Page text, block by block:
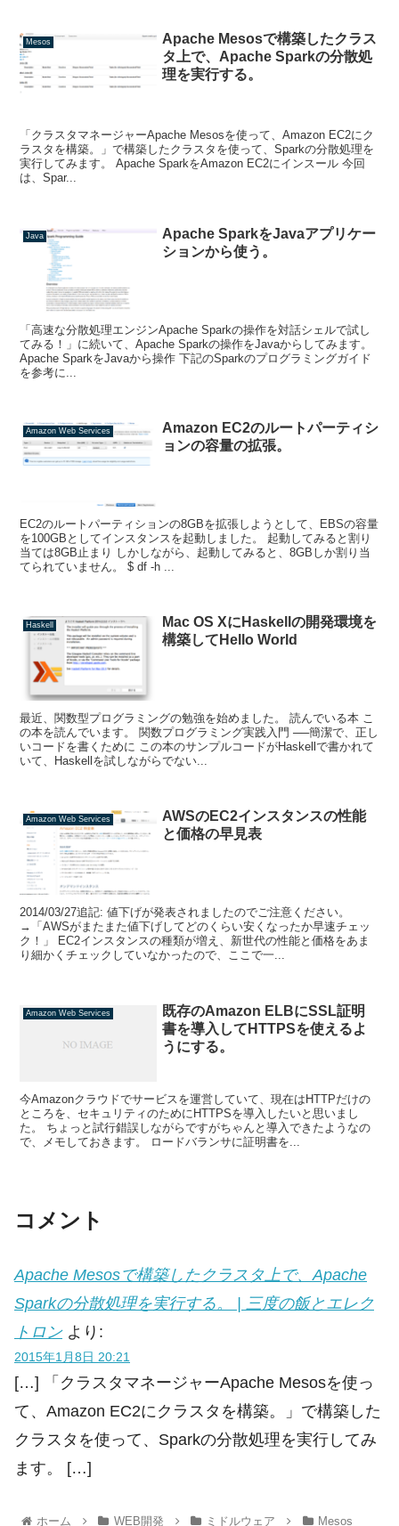
Mesos
Apache Mesosで構築したクラス
タ上で、Apache Sparkの分散処
理を実行する。
「クラスタマネージャーApache Mesosを使って、Amazon EC2にク
ラスタを構築。」で構築したクラスタを使って、Sparkの分散処理を
実行してみます。 Apache SparkをAmazon EC2にインスール 今回
は、Spar...
Java
Apache SparkをJavaアプリケー
ションから使う。
「高速な分散処理エンジンApache Sparkの操作を対話シェルで試し
てみる！」に続いて、Apache Sparkの操作をJavaからしてみます。
Apache SparkをJavaから操作 下記のSparkのプログラミングガイド
を参考に...
Amazon Web Services
Amazon EC2のルートパーティシ
ョンの容量の拡張。
EC2のルートパーティションの8GBを拡張しようとして、EBSの容量
を100GBとしてインスタンスを起動しました。 起動してみると割り
当ては8GB止まり しかしながら、起動してみると、8GBしか割り当
てられていません。 $ df -h ...
Haskell
Mac OS XにHaskellの開発環境を
構築してHello World
最近、関数型プログラミングの勉強を始めました。 読んでいる本 こ
の本を読んでいます。 関数プログラミング実践入門 ──簡潔で、正し
いコードを書くために この本のサンプルコードがHaskellで書かれて
いて、Haskellを試しながらでない...
Amazon Web Services
AWSのEC2インスタンスの性能
と価格の早見表
2014/03/27追記: 値下げが発表されましたのでご注意ください。
→「AWSがまたまた値下げしてどのくらい安くなったか早速チェッ
ク！」 EC2インスタンスの種類が増え、新世代の性能と価格をあま
り細かくチェックしていなかったので、ここで一...
Amazon Web Services
既存のAmazon ELBにSSL証明
書を導入してHTTPSを使えるよ
うにする。
今Amazonクラウドでサービスを運営していて、現在はHTTPだけの
ところを、セキュリティのためにHTTPSを導入したいと思いまし
た。 ちょっと試行錯誤しながらですがちゃんと導入できたようなの
で、メモしておきます。 ロードバランサに証明書を...
コメント
Apache Mesosで構築したクラスタ上で、Apache
Sparkの分散処理を実行する。 | 三度の飯とエレク
トロン より:
2015年1月8日 20:21
[…] 「クラスタマネージャーApache Mesosを使っ
て、Amazon EC2にクラスタを構築。」で構築した
クラスタを使って、Sparkの分散処理を実行してみ
ます。 […]
ホーム WEB開発 ミドルウェア Mesos